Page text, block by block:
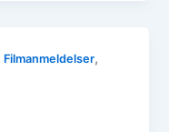
Filmanmeldelser,